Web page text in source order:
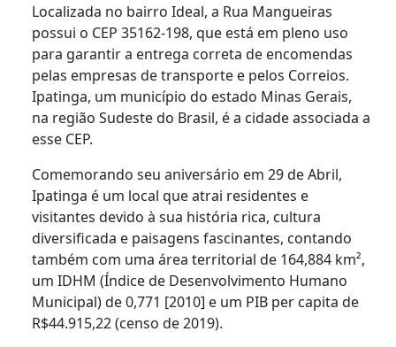
Localizada no bairro Ideal, a Rua Mangueiras
possui o CEP 35162-198, que está em pleno uso
para garantir a entrega correta de encomendas
pelas empresas de transporte e pelos Correios.
Ipatinga, um município do estado Minas Gerais,
na região Sudeste do Brasil, é a cidade associada a
esse CEP.
Comemorando seu aniversário em 29 de Abril,
Ipatinga é um local que atrai residentes e
visitantes devido à sua história rica, cultura
diversificada e paisagens fascinantes, contando
também com uma área territorial de 164,884 km²,
um IDHM (Índice de Desenvolvimento Humano
Municipal) de 0,771 [2010] e um PIB per capita de
R$44.915,22 (censo de 2019).